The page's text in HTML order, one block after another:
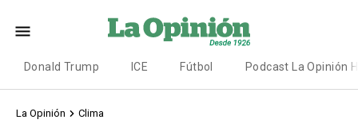
Donald Trump ICE Fútbol Podcast La Opinión
La Opinión Clima